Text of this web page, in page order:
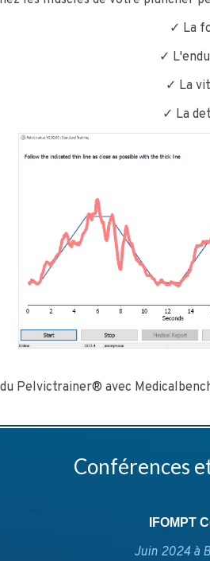
✓ La
✓
✓ La
✓ La
Pelvictrainer® avec
Conférences
IFOMPT
Juin 2024 à